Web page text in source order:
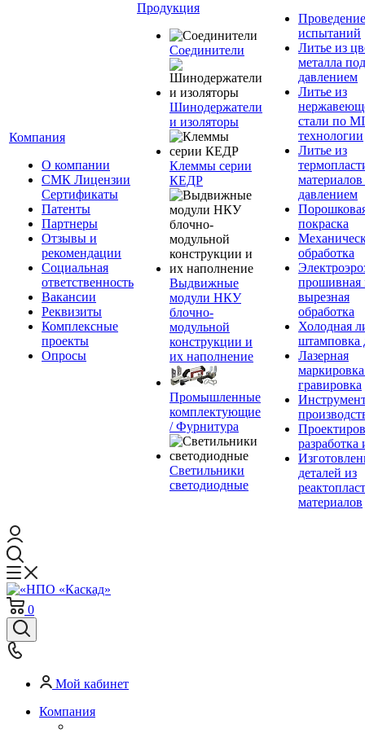
Компания
О компании
СМК Лицензии
Сертификаты
Патенты
Партнеры
Отзывы и
рекомендации
Социальная
ответственность
Вакансии
Реквизиты
Комплексные
проекты
Опросы
Продукция
Соединители
Шинодержатели
и изоляторы
Клеммы серии
КЕДР
Выдвижные
модули НКУ
блочно-
модульной
конструкции и
их наполнение
Промышленные
комплектующие
/ Фурнитура
Светильники
светодиодные
Проведение
испытаний
Литье из
металла под
давлением
Литье из
стали по
технологии
Литье из
давлением
покраска
обработка
прошивная
вырезная
обработка
Холодная
штамповка
Лазерная
гравировка
разработка
деталей из
материалов
0
Мой кабинет
Компания